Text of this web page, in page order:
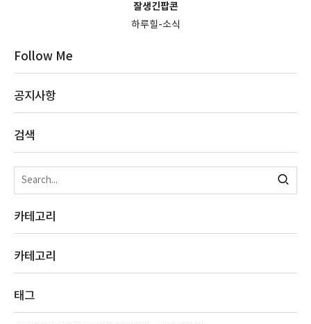
잘생긴팝콘
하루힐-소식
Follow Me
공지사항
검색
카테고리
카테고리
태그